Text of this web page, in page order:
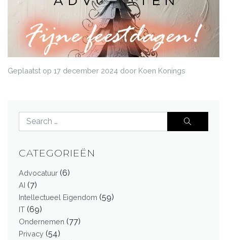
Geplaatst op 17 december 2024 door Koen Konings
CATEGORIEËN
Advocatuur (6)
AI (7)
Intellectueel Eigendom (59)
IT (69)
Ondernemen (77)
Privacy (54)